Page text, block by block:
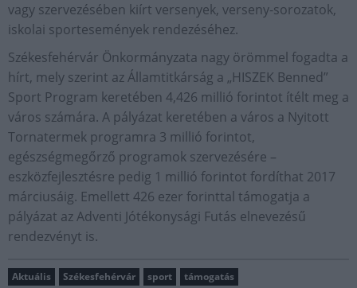
vagy szervezésében kiírt versenyek, verseny-sorozatok,
iskolai sportesemények rendezéséhez.
Székesfehérvár Önkormányzata nagy örömmel fogadta a
hírt, mely szerint az Államtitkárság a „HISZEK Benned”
Sport Program keretében 4,426 millió forintot ítélt meg a
város számára. A pályázat keretében a város a Nyitott
Tornatermek programra 3 millió forintot,
egészségmegőrző programok szervezésére –
eszközfejlesztésre pedig 1 millió forintot fordíthat 2017
márciusáig. Emellett 426 ezer forinttal támogatja a
pályázat az Adventi Jótékonysági Futás elnevezésű
rendezvényt is.
Aktuális Székesfehérvár sport támogatás